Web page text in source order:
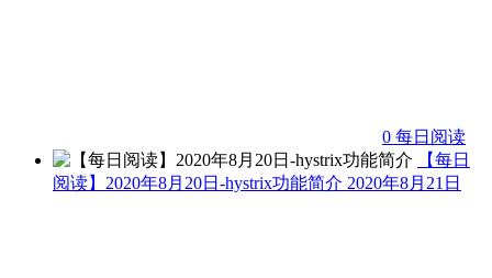
0 每日阅读
【每日
阅读】2020年8月20日-hystrix功能简介 2020年8月21日